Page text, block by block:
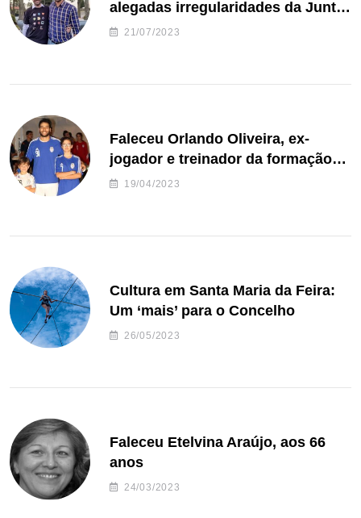
alegadas irregularidades da Junta
de Freguesia S. João de Ver
21/07/2023
Faleceu Orlando Oliveira, ex-
jogador e treinador da formação
de andebol do Feirense
19/04/2023
Cultura em Santa Maria da Feira:
Um ‘mais’ para o Concelho
26/05/2023
Faleceu Etelvina Araújo, aos 66
anos
24/03/2023